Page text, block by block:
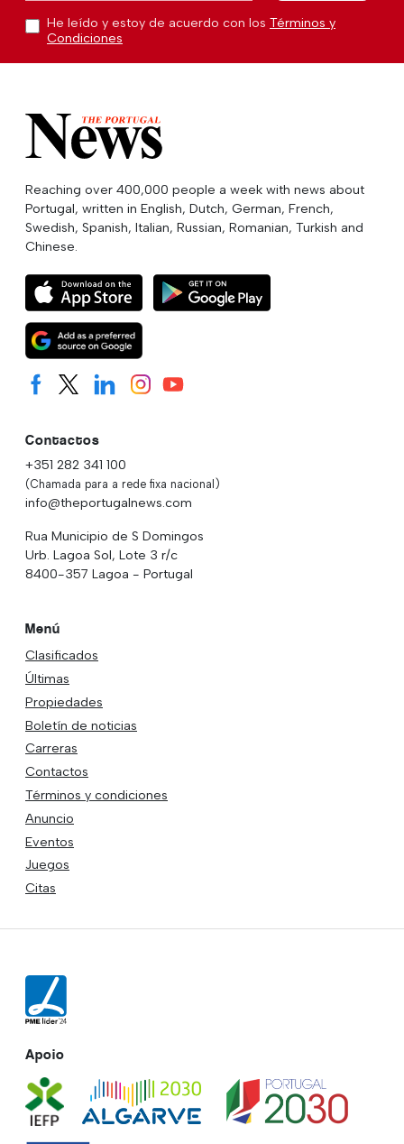
He leído y estoy de acuerdo con los Términos y
Condiciones
Reaching over 400,000 people a week with news about
Portugal, written in English, Dutch, German, French,
Swedish, Spanish, Italian, Russian, Romanian, Turkish and
Chinese.
Contactos
+351 282 341 100
(Chamada para a rede fixa nacional)
info@theportugalnews.com
Rua Municipio de S Domingos
Urb. Lagoa Sol, Lote 3 r/c
8400-357 Lagoa - Portugal
Menú
Clasificados
Últimas
Propiedades
Boletín de noticias
Carreras
Contactos
Términos y condiciones
Anuncio
Eventos
Juegos
Citas
Apoio